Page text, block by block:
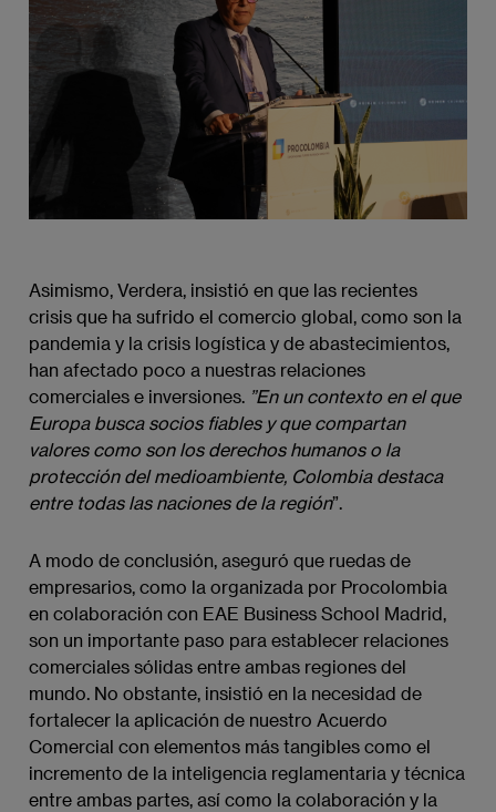
Asimismo, Verdera, insistió en que las recientes
crisis que ha sufrido el comercio global, como son la
pandemia y la crisis logística y de abastecimientos,
han afectado poco a nuestras relaciones
comerciales e inversiones. ”En un contexto en el que
Europa busca socios fiables y que compartan
valores como son los derechos humanos o la
protección del medioambiente, Colombia destaca
entre todas las naciones de la región”.
A modo de conclusión, aseguró que ruedas de
empresarios, como la organizada por Procolombia
en colaboración con EAE Business School Madrid,
son un importante paso para establecer relaciones
comerciales sólidas entre ambas regiones del
mundo. No obstante, insistió en la necesidad de
fortalecer la aplicación de nuestro Acuerdo
Comercial con elementos más tangibles como el
incremento de la inteligencia reglamentaria y técnica
entre ambas partes, así como la colaboración y la